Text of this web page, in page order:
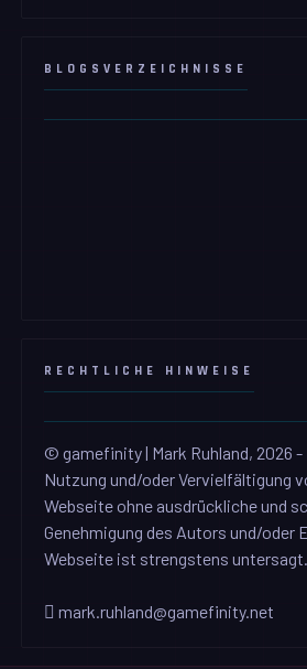
BLOGSVERZEICHNISSE
RECHTLICHE HINWEISE
© gamefinity | Mark Ruhland, 2026 -
Nutzung und/oder Vervielfältigung
Webseite ohne ausdrückliche und
Genehmigung des Autors und/oder
Webseite ist strengstens untersagt.
mark.ruhland@gamefinity.net